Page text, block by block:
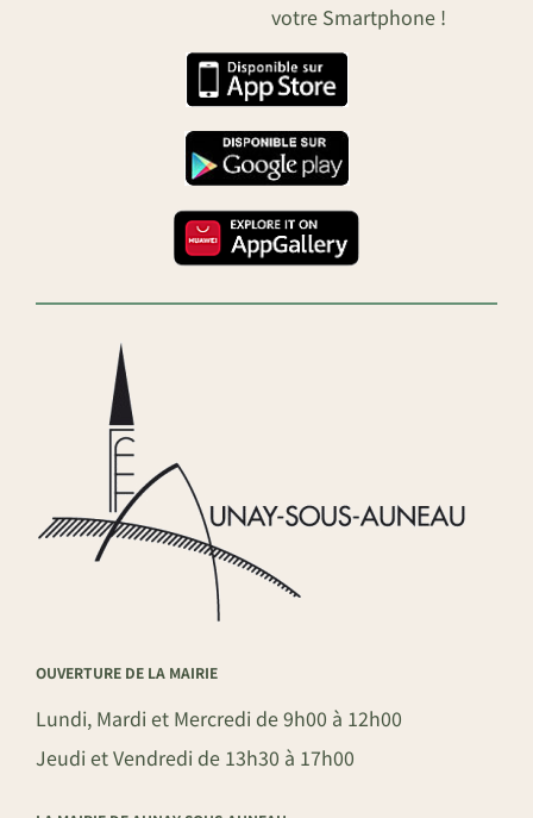
votre Smartphone !
OUVERTURE DE LA MAIRIE
Lundi, Mardi et Mercredi de 9h00 à 12h00
Jeudi et Vendredi de 13h30 à 17h00